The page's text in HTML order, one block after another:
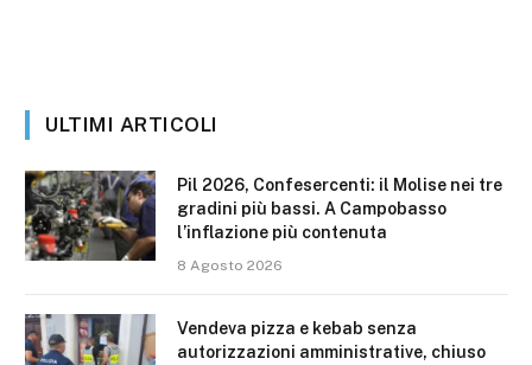
ULTIMI ARTICOLI
Pil 2026, Confesercenti: il Molise nei tre
gradini più bassi. A Campobasso
l’inflazione più contenuta
8 Agosto 2026
Vendeva pizza e kebab senza
autorizzazioni amministrative, chiuso